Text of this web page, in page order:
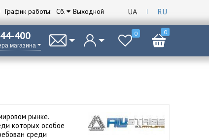
График работы: Сб. Выходной UA RU
400
магазина
0 0
рынке.
которых особое
среди